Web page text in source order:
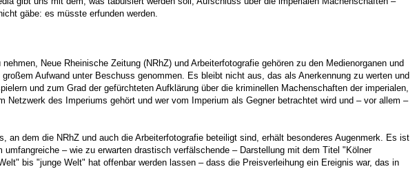
gäbe: es müsste erfunden werden.
Neue Rheinische Zeitung (NRhZ) und Arbeiterfotografie gehören zu den Medienorganen und
Aufwand unter Beschuss genommen. Es bleibt nicht aus, das als Anerkennung zu werten und
und zum Grad der gefürchteten Aufklärung über die kriminellen Machenschaften der imperialen,
des Imperiums gehört und wer vom Imperium als Gegner betrachtet wird und – vor allem –
dem die NRhZ und auch die Arbeiterfotografie beteiligt sind, erhält besonderes Augenmerk. Es ist
– wie zu erwarten drastisch verfälschende – Darstellung mit dem Titel "Kölner
bis "junge Welt" hat offenbar werden lassen – dass die Preisverleihung ein Ereignis war, das in